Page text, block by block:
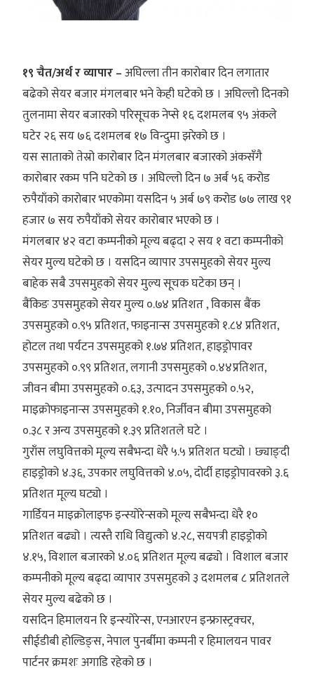
१९ चैत/अर्थ र व्यापार –अघिल्ला तीन कारोबार दिन लगातार
बढेको सेयर बजार मंगलबार भने केही घटेको छ । अघिल्लो दिनको
तुलनामा सेयर बजारको परिसूचक नेप्से १६ दशमलब ९५ अंकले
घटेर २६ सय ७६ दशमलब १७ विन्दुमा झरेको छ ।
यस साताको तेस्रो कारोबार दिन मंगलबार बजारको अंकसँगै
कारोबार रकम पनि घटेको छ । अघिल्लो दिन ७ अर्ब ५६ करोड
रुपैयाँको कारोबार भएकोमा यसदिन ५ अर्ब ७९ करोड ७७ लाख ९१
हजार ७ सय रुपैयाँको सेयर कारोबार भएको छ ।
मंगलबार ४२ वटा कम्पनीको मूल्य बढ्दा २ सय १ वटा कम्पनीको
सेयर मुल्य घटेको छ । यसदिन व्यापार उपसमुहको सेयर मुल्य
बाहेक सबै उपसमुहको सेयर मुल्य सूचक घटेका छन् ।
बैंकिङ उपसमुहको सेयर मुल्य ०.७४ प्रतिशत , विकास बैंक
उपसमुहको ०.९५ प्रतिशत, फाइनान्स उपसमुहको १.८४ प्रतिशत,
होटल तथा पर्यटन उपसमुहको १.७४ प्रतिशत, हाइड्रोपावर
उपसमुहको ०.९९ प्रतिशत, लगानी उपसमुहको ०.४४प्रतिशत,
जीवन बीमा उपसमुहको ०.६३, उत्पादन उपसमुहको ०.५२,
माइक्रोफाइनान्स उपसमुहको १.१०, निर्जीवन बीमा उपसमुहको
०.३८ र अन्य उपसमुहको १.३९ प्रतिशतले घटे ।
गुराँस लघुवित्तको मूल्य सबैभन्दा धेरै ५.५ प्रतिशत घट्यो । छ्याङ्दी
हाइड्रोको ४.३६, उपकार लघुवित्तको ४.०५, दोर्दी हाइड्रोपावरको ३.६
प्रतिशत मूल्य घट्यो ।
गार्डियन माइक्रोलाइफ इन्स्योरेन्सको मूल्य सबैभन्दा धेरै १०
प्रतिशत बढ्यो । त्यस्तै राधि विद्युत्को ४.२८, सयपत्री हाइड्रोको
४.१५, विशाल बजारको ४.०६ प्रतिशत मूल्य बढ्यो । विशाल बजार
कम्पनीको मूल्य बढ्दा व्यापार उपसमुहको ३ दशमलब ८ प्रतिशतले
सेयर मुल्य बढेको छ ।
यसदिन हिमालयन रि इन्स्योरेन्स, एनआरएन इन्फ्रास्ट्रक्चर,
सीईडीबी होल्डिङ्स, नेपाल पुनर्बीमा कम्पनी र हिमालयन पावर
पार्टनर क्रमशः अगाडि रहेको छ ।